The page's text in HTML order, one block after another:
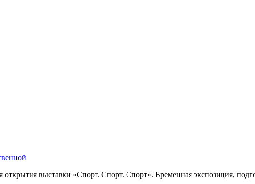
выставки «Спорт. Спорт. Спорт». Временная экспозиция,